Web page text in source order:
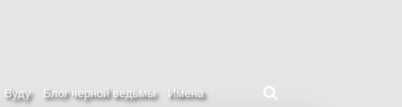
Вуду Блог черной ведьмы Имена